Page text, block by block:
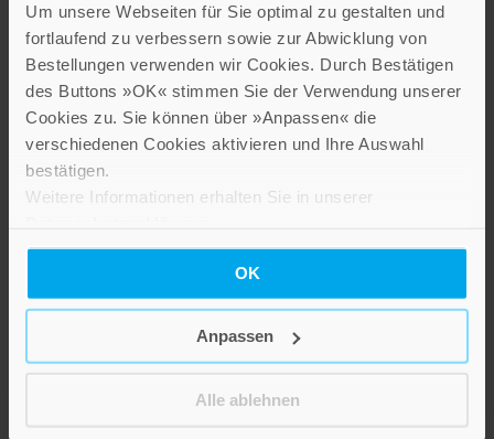
Um unsere Webseiten für Sie optimal zu gestalten und
fortlaufend zu verbessern sowie zur Abwicklung von
Bestellungen verwenden wir Cookies. Durch Bestätigen
des Buttons »OK« stimmen Sie der Verwendung unserer
Cookies zu. Sie können über »Anpassen« die
verschiedenen Cookies aktivieren und Ihre Auswahl
bestätigen.
Weitere Informationen erhalten Sie in unserer
OK
Anpassen
Alle ablehnen
Das Märchen vom
kleinen Mut
Werd‘ wieder gesund
Gute Besserung von Herzen